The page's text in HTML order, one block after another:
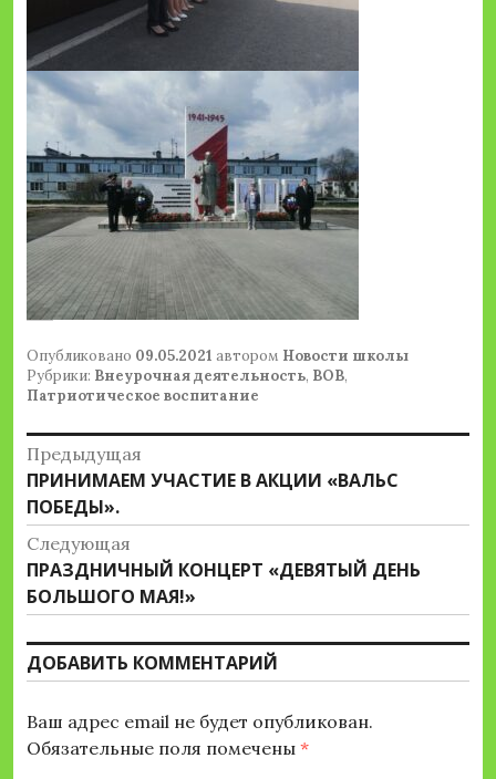
Опубликовано 09.05.2021 автором Новости школы
Рубрики: Внеурочная деятельность, ВОВ,
Патриотическое воспитание
Навигация
по
записям
Предыдущая
Предыдущая
запись:
ПРИНИМАЕМ УЧАСТИЕ В АКЦИИ «ВАЛЬС
ПОБЕДЫ».
Следующая
Следующая
запись:
ПРАЗДНИЧНЫЙ КОНЦЕРТ «ДЕВЯТЫЙ ДЕНЬ
БОЛЬШОГО МАЯ!»
ДОБАВИТЬ КОММЕНТАРИЙ
Ваш адрес email не будет опубликован.
Обязательные поля помечены *